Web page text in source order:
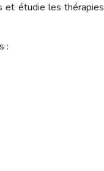
et étudie les thérapies
: